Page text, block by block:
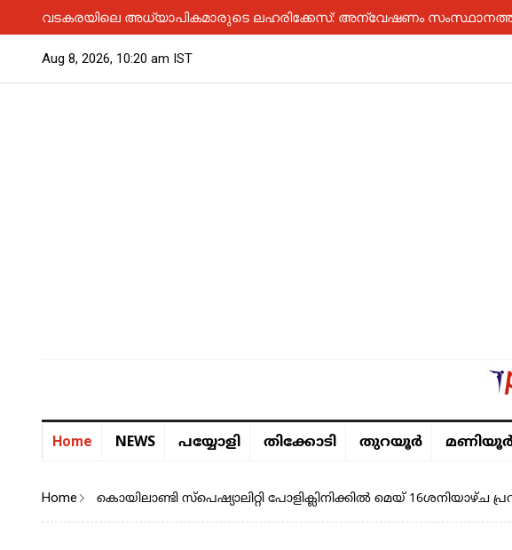
വടകരയിലെ അധ്യാപികമാരുടെ ലഹരിക്കേസ്: അന്വേഷണം
Aug 8, 2026, 10:20 am IST
Home NEWS പയ്യോളി തിക്കോടി തുറയൂര്‍
Home കൊയിലാണ്ടി സ്പെഷ്യാലിറ്റി പോളിക്ലിനിക്കിൽ മെയ്‌